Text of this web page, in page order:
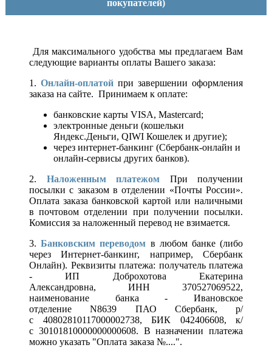
покупателей)
Для максимального удобства мы предлагаем Вам
следующие варианты оплаты Вашего заказа:
1. Онлайн-оплатой при завершении оформления
заказа на сайте. Принимаем к оплате:
банковские карты VISA, Mastercard;
электронные деньги (кошельки
Яндекс.Деньги, QIWI Кошелек и другие);
через интернет-банкинг (Сбербанк-онлайн и
онлайн-сервисы других банков).
2. Наложенным платежом При получении
посылки с заказом в отделении «Почты России».
Оплата заказа банковской картой или наличными
в почтовом отделении при получении посылки.
Комиссия за наложенный перевод не взимается.
3.Банковским переводом в любом банке (либо
через Интернет-банкинг, например, Сбербанк
Онлайн). Реквизиты платежа: получатель платежа
- ИП Доброхотова Екатерина
Александровна, ИНН 370527069522,
наименование банка - Ивановское
отделение N8639 ПАО Сбербанк, р/
с 40802810117000002738, БИК 042406608, к/
с 30101810000000000608. В назначении платежа
можно указать "Оплата заказа №....".